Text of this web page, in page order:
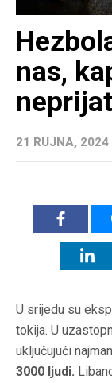
nas,
21 RUJNA, 2024
U srijedu su
tokija. U
uključujući
3000 ljudi.